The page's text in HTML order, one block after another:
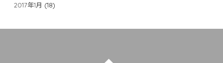
2017年1月 (18)